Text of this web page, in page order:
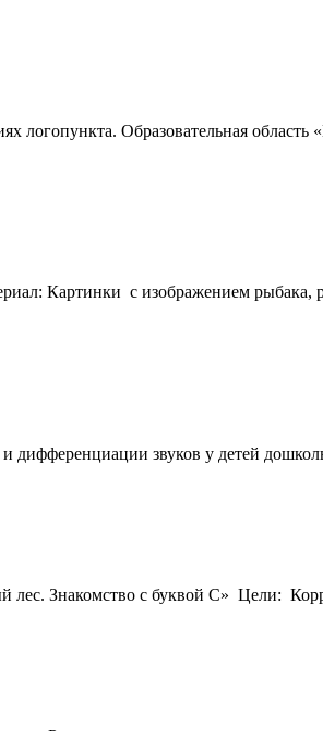
логопункта. Образовательная
Картинки с изображением
звуков у детей
лес. Знакомство с буквой С» Цели: